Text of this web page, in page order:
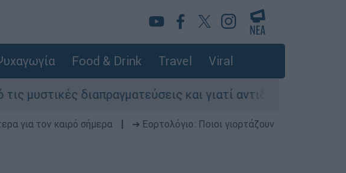
Food & Drink Travel Viral
και γιατί αντιδρούν οι ΗΠΑ
για τον καιρό σήμερα
➔ Εορτολόγιο: Ποιοι γιορτάζουν